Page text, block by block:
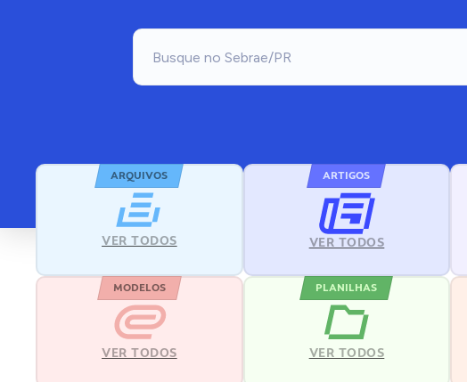
ARQUIVOS
VER TODOS
ARTIGOS
VER TODOS
MODELOS
VER TODOS
PLANILHAS
VER TODOS